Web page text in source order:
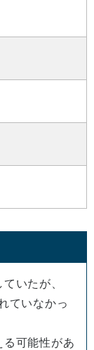
いたが、
ていなかっ
可能性があ